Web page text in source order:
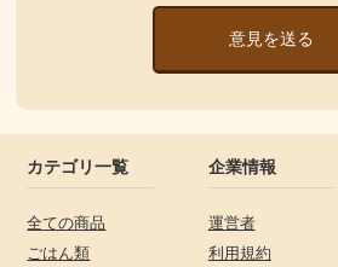
意見を送る
カテゴリ一覧
全ての商品
ごはん類
企業情報
運営者
利用規約